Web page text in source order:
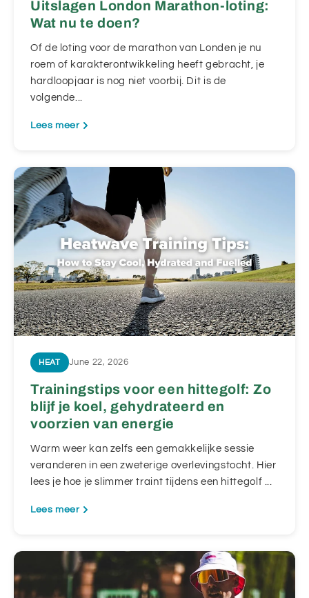
Uitslagen London Marathon-loting:
Wat nu te doen?
Of de loting voor de marathon van Londen je nu
roem of karakterontwikkeling heeft gebracht, je
hardloopjaar is nog niet voorbij. Dit is de
volgende...
Lees meer
HEAT June 22, 2026
Trainingstips voor een hittegolf: Zo
blijf je koel, gehydrateerd en
voorzien van energie
Warm weer kan zelfs een gemakkelijke sessie
veranderen in een zweterige overlevingstocht. Hier
lees je hoe je slimmer traint tijdens een hittegolf ...
Lees meer